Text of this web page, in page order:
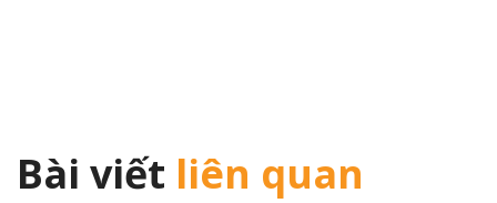
Bài viết liên quan